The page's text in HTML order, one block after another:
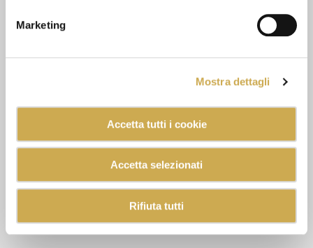
Marketing
Mostra dettagli
Accetta tutti i cookie
Accetta selezionati
Rifiuta tutti